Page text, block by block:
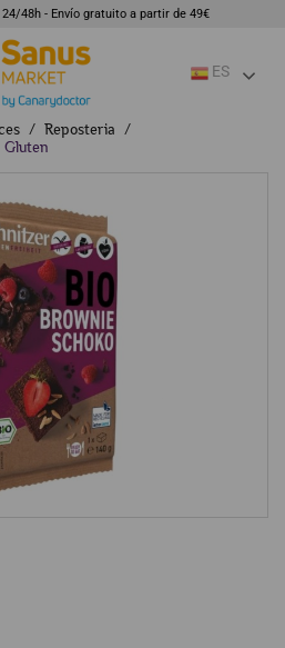
48h - Envío gratuito a partir de 49€
ES
Reposteria
Gluten